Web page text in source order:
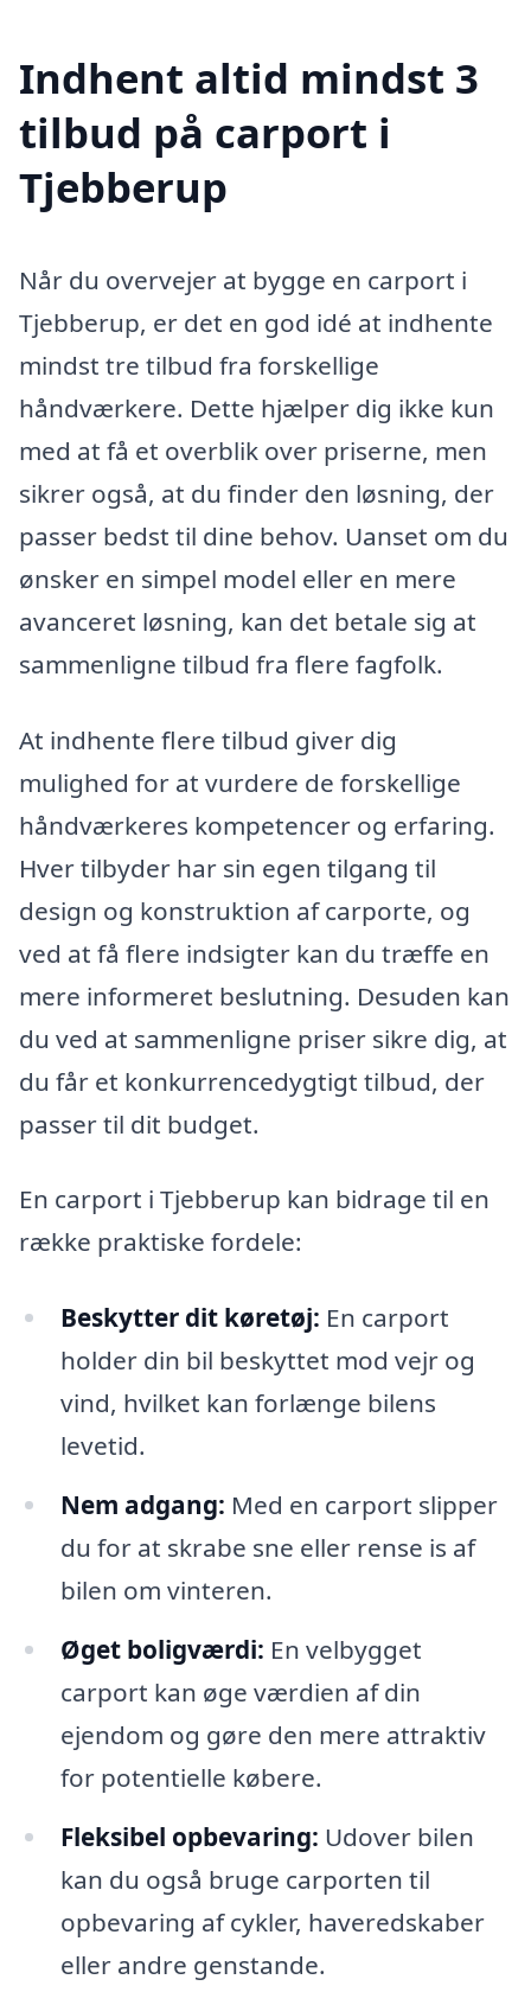
Indhent altid mindst 3
tilbud på carport i
Tjebberup
Når du overvejer at bygge en carport i
Tjebberup, er det en god idé at indhente
mindst tre tilbud fra forskellige
håndværkere. Dette hjælper dig ikke kun
med at få et overblik over priserne, men
sikrer også, at du finder den løsning, der
passer bedst til dine behov. Uanset om du
ønsker en simpel model eller en mere
avanceret løsning, kan det betale sig at
sammenligne tilbud fra flere fagfolk.
At indhente flere tilbud giver dig
mulighed for at vurdere de forskellige
håndværkeres kompetencer og erfaring.
Hver tilbyder har sin egen tilgang til
design og konstruktion af carporte, og
ved at få flere indsigter kan du træffe en
mere informeret beslutning. Desuden kan
du ved at sammenligne priser sikre dig, at
du får et konkurrencedygtigt tilbud, der
passer til dit budget.
En carport i Tjebberup kan bidrage til en
række praktiske fordele:
Beskytter dit køretøj: En carport
holder din bil beskyttet mod vejr og
vind, hvilket kan forlænge bilens
levetid.
Nem adgang: Med en carport slipper
du for at skrabe sne eller rense is af
bilen om vinteren.
Øget boligværdi: En velbygget
carport kan øge værdien af din
ejendom og gøre den mere attraktiv
for potentielle købere.
Fleksibel opbevaring: Udover bilen
kan du også bruge carporten til
opbevaring af cykler, haveredskaber
eller andre genstande.